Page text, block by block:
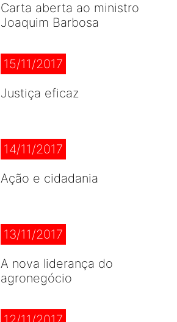
Carta aberta ao ministro
Joaquim Barbosa
15/11/2017
Justiça eficaz
14/11/2017
Ação e cidadania
13/11/2017
A nova liderança do
agronegócio